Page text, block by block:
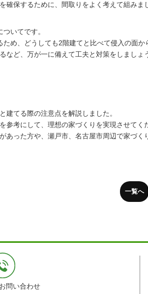
確保するために、間取りをよく考えて組みま
いてです。
め、どうしても2階建てと比べて侵入の面か
など、万が一に備えて工夫と対策をしましょ
建てる際の注意点を解説しました。
参考にして、理想の家づくりを実現させてく
あった方や、瀬戸市、名古屋市周辺で家づく
一覧へ
問い合わせ